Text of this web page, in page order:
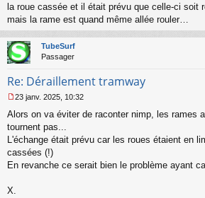
o
n
u
la roue cassée et il était prévu que celle-ci soit
mais la rame est quand même allée rouler…
TubeSurf
Passager
Re: Déraillement tramway
e
s
s
g
e
23 janv. 2025, 10:32
Alors on va éviter de raconter nimp, les rames
tournent pas...
L'échange était prévu car les roues étaient en
cassées (!)
En revanche ce serait bien le problème ayant
X.